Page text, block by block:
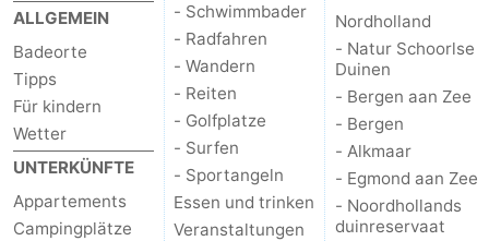
Indoor-
Spielplätze
-
Experiences
Wellness-
Zentren
Dörfer
&
Städte
Natur
Sport
ALLGEMEIN
Badeorte
Tipps
Für kindern
Wetter
UNTERKÜNFTE
Appartements
Campingplätze
- Schwimmbader
- Radfahren
- Wandern
- Reiten
- Golfplatze
- Surfen
- Sportangeln
Essen und trinken
Veranstaltungen
Nordholland
- Natur Schoorlse
Duinen
- Bergen aan Zee
- Bergen
- Alkmaar
- Egmond aan Zee
- Noordhollands
duinreservaat